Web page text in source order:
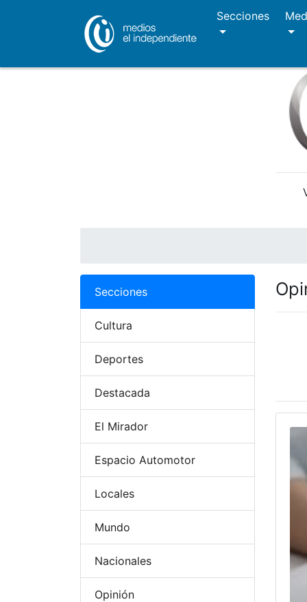
Secciones
Secciones
Cultura
Deportes
Destacada
El Mirador
Espacio Automotor
Locales
Mundo
Nacionales
Opinión